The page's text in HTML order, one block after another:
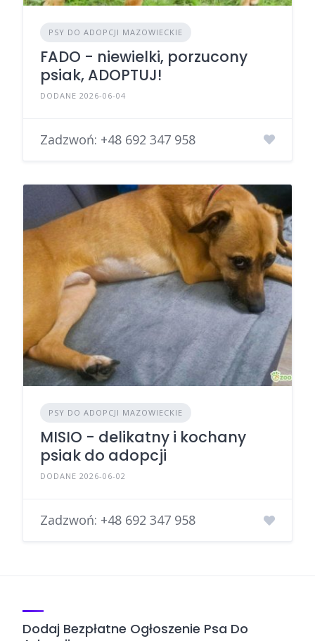
PSY DO ADOPCJI MAZOWIECKIE
FADO - niewielki, porzucony
psiak, ADOPTUJ!
DODANE 2026-06-04
Zadzwoń: +48 692 347 958
PSY DO ADOPCJI MAZOWIECKIE
MISIO - delikatny i kochany
psiak do adopcji
DODANE 2026-06-02
Zadzwoń: +48 692 347 958
Dodaj Bezpłatne Ogłoszenie Psa Do